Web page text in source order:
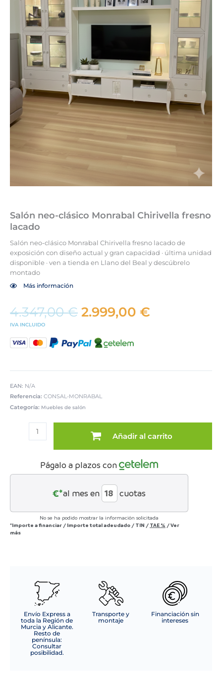
Salón neo-clásico Monrabal Chirivella fresno
lacado
Salón neo-clásico Monrabal Chirivella fresno lacado de
exposición con diseño actual y gran capacidad · última unidad
disponible · ven a tienda en Llano del Beal y descúbrelo
montado
Más información
4.347,00€ El
precio
era:
2.999,00 €
IVA INCLUIDO
EAN: N/A
Referencia: CONSAL-MONRABAL
Categoría: Muebles de salón
lacado
Añadir al carrito
Págalo a plazos con
€*al mes en cuotas
No se ha podido mostrar la información solicitada
*Importe a financiar / Importe total adeudado / TIN / TAE % /Ver
más
Envío Express a
toda la Región de
Murcia y Alicante.
Resto de
península:
Consultar
posibilidad.
Transporte y
montaje
Financiación sin
intereses